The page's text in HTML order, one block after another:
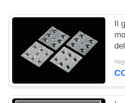
DEL
NORME
PRIVACY
Il